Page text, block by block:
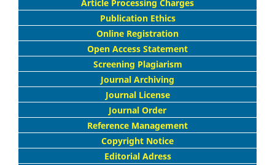
Article Processing Charges
Publication Ethics
Online Registration
Open Access Statement
Screening Plagiarism
Journal Archiving
Journal License
Journal Order
Reference Management
Copyright Notice
Editorial Adress